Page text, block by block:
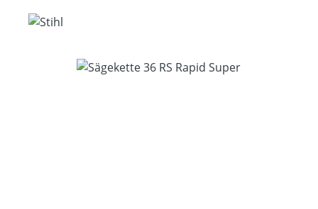
Bildergalerie überspringen